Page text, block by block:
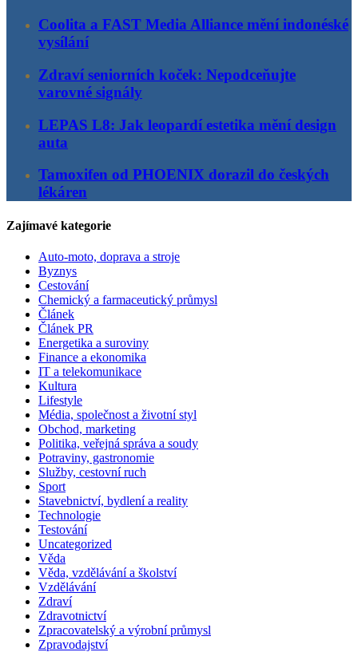
Coolita a FAST Media Alliance mění indonéské
vysílání
Zdraví seniorních koček: Nepodceňujte
varovné signály
LEPAS L8: Jak leopardí estetika mění design
auta
Tamoxifen od PHOENIX dorazil do českých
lékáren
Zajímavé kategorie
Auto-moto, doprava a stroje
Byznys
Cestování
Chemický a farmaceutický průmysl
Článek
Článek PR
Energetika a suroviny
Finance a ekonomika
IT a telekomunikace
Kultura
Lifestyle
Média, společnost a životní styl
Obchod, marketing
Politika, veřejná správa a soudy
Potraviny, gastronomie
Služby, cestovní ruch
Sport
Stavebnictví, bydlení a reality
Technologie
Testování
Uncategorized
Věda
Věda, vzdělávání a školství
Vzdělávání
Zdraví
Zdravotnictví
Zpracovatelský a výrobní průmysl
Zpravodajství